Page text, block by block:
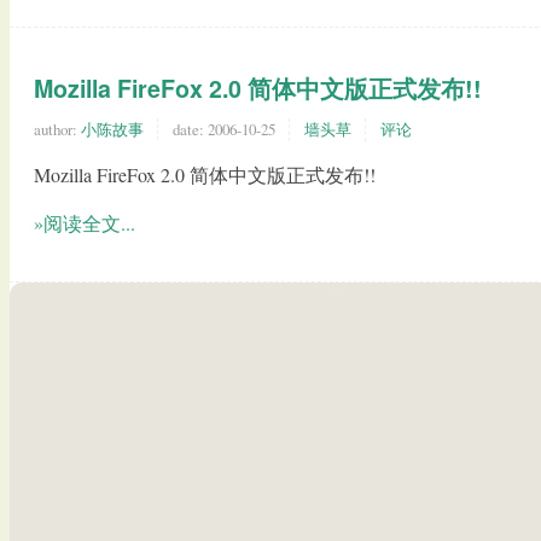
Mozilla FireFox 2.0 简体中文版正式发布!!
author: 小陈故事 date: 2006-10-25 墙头草 评论
Mozilla FireFox 2.0 简体中文版正式发布!!
»阅读全文...